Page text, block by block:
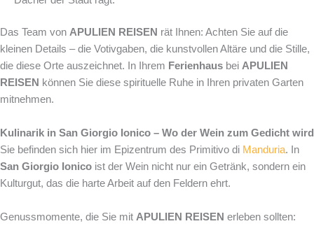
Das Team von APULIEN REISEN rät Ihnen: Achten Sie auf die
kleinen Details – die Votivgaben, die kunstvollen Altäre und die Stille,
die diese Orte auszeichnet. In Ihrem Ferienhaus bei APULIEN
REISEN können Sie diese spirituelle Ruhe in Ihren privaten Garten
mitnehmen.
Kulinarik in San Giorgio Ionico – Wo der Wein zum Gedicht wird
Sie befinden sich hier im Epizentrum des Primitivo di Manduria. In
San Giorgio Ionico ist der Wein nicht nur ein Getränk, sondern ein
Kulturgut, das die harte Arbeit auf den Feldern ehrt.
Genussmomente, die Sie mit APULIEN REISEN erleben sollten: